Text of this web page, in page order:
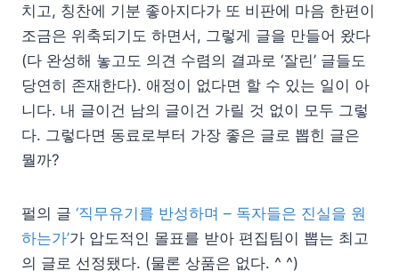
치고, 칭찬에 기분 좋아지다가 또 비판에 마음 한편이
조금은 위축되기도 하면서, 그렇게 글을 만들어 왔다
(다 완성해 놓고도 의견 수렴의 결과로 ‘잘린’ 글들도
당연히 존재한다). 애정이 없다면 할 수 있는 일이 아
니다. 내 글이건 남의 글이건 가릴 것 없이 모두 그렇
다. 그렇다면 동료로부터 가장 좋은 글로 뽑힌 글은
뭘까?
펄의 글 ‘직무유기를 반성하며 – 독자들은 진실을 원
하는가’가 압도적인 몰표를 받아 편집팀이 뽑는 최고
의 글로 선정됐다. (물론 상품은 없다. ^ ^)